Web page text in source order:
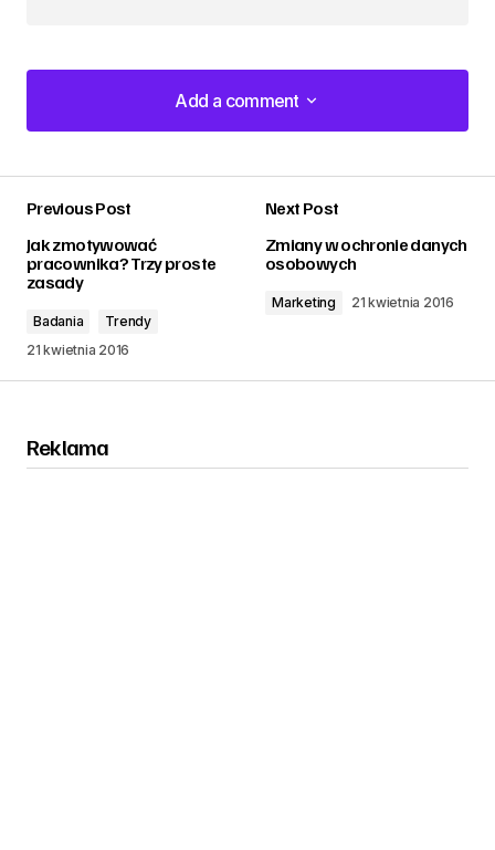
Add a comment
Add a comment
Previous Post
Jak zmotywować
pracownika? Trzy proste
zasady
Badania
Trendy
21 kwietnia 2016
Next Post
Zmiany w ochronie danych
osobowych
Marketing 21 kwietnia 2016
Reklama